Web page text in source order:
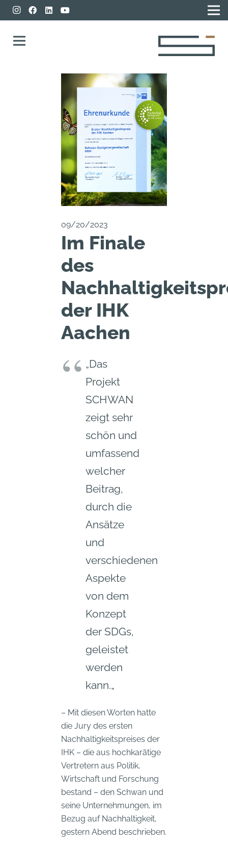
09/20/2023
Im Finale
des
der IHK
Aachen
„Das
Projekt
SCHWAN
zeigt sehr
schön und
umfassend
welcher
Beitrag,
durch die
Ansätze
und
verschiedenen
Aspekte
von dem
Konzept
der SDGs,
geleistet
werden
kann.„
– Mit diesen Worten hatte
die Jury des ersten
Nachhaltigkeitspreises der
IHK – die aus hochkarätige
Vertretern aus Politik,
Wirtschaft und Forschung
bestand – den Schwan und
seine Unternehmungen, im
Bezug auf Nachhaltigkeit,
gestern Abend beschrieben.